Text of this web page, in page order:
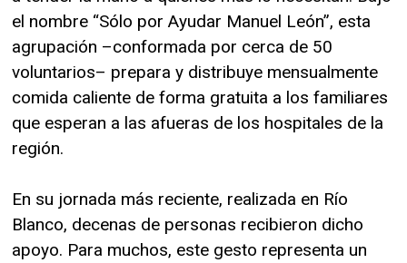
el nombre “Sólo por Ayudar Manuel León”, esta
agrupación –conformada por cerca de 50
voluntarios– prepara y distribuye mensualmente
comida caliente de forma gratuita a los familiares
que esperan a las afueras de los hospitales de la
región.
En su jornada más reciente, realizada en Río
Blanco, decenas de personas recibieron dicho
apoyo. Para muchos, este gesto representa un